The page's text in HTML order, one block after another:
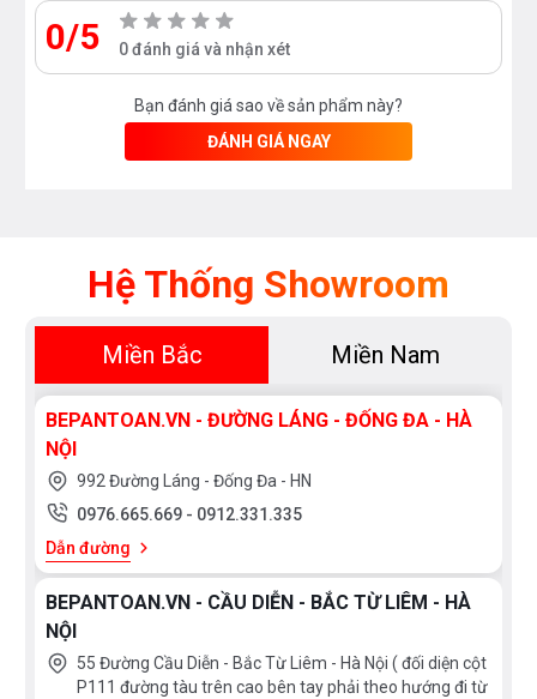
0/5 0 đánh giá và nhận xét
Bạn đánh giá sao về sản phẩm này?
ĐÁNH GIÁ NGAY
Hệ Thống Showroom
Miền Bắc Miền Nam
BEPANTOAN.VN - ĐƯỜNG LÁNG - ĐỐNG ĐA - HÀ
NỘI
992 Đường Láng - Đống Đa - HN
0976.665.669 - 0912.331.335
Dẫn đường
BEPANTOAN.VN - CẦU DIỄN - BẮC TỪ LIÊM - HÀ
NỘI
55 Đường Cầu Diễn - Bắc Từ Liêm - Hà Nội ( đối diện cột
P111 đường tàu trên cao bên tay phải theo hướng đi từ